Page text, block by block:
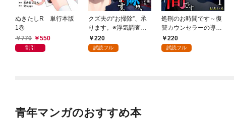
ぬきたしR 単行本版
1巻
770
550
割引
クズ夫の“お掃除”、承
ります。※浮気調査、
無料サービス付き 1巻
220
試読フル
処刑のお時間です～復
讐カウンセラーの導き
～ 1巻
220
試読フル
青年マンガのおすすめ本